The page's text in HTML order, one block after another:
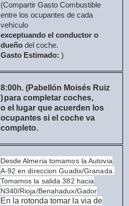
(Compartir Gasto Combustible
entre los ocupantes de cada
vehículo
exceptuando el conductor o
dueño del coche.
Gasto Estimado: )
8:00h. (Pabellón Moisés Ruiz
) para completar coches,
o el lugar que acuerden los
ocupantes si el coche va
completo.
Desde Almeria tomamos la Autovia
A-92 en direccion Guadix/Granada.
Tomamos la salida 382 hacia
N340/Rioja/Benahadux/Gador
En la rotonda tomar la via de